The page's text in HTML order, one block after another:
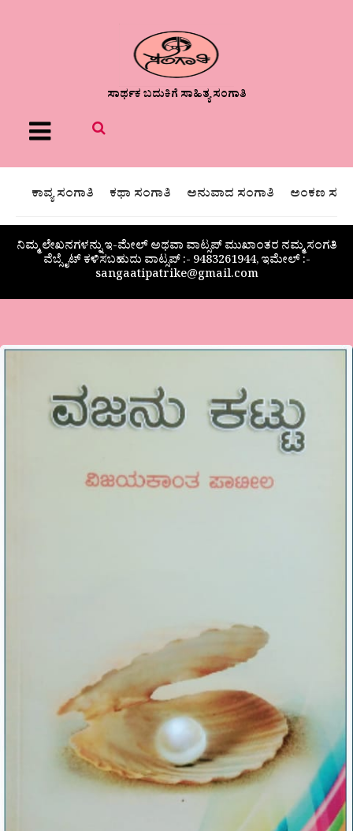
ಸಾರ್ಥಕ ಬದುಕಿಗೆ ಸಾಹಿತ್ಯ ಸಂಗಾತಿ
Menu
ಕಾವ್ಯ ಸಂಗಾತಿ ಕಥಾ ಸಂಗಾತಿ ಅನುವಾದ ಸಂಗಾತಿ ಅಂಕಣ
ನಿಮ್ಮ ಲೇಖನಗಳನ್ನು ಇ-ಮೇಲ್ ಅಥವಾ ವಾಟ್ಸಪ್ ಮುಖಾಂತರ ನಮ್ಮ ಸಂಗತಿ
ವೆಬ್ಸೈಟ್ ಕಳಿಸಬಹುದು ವಾಟ್ಸಪ್‌ :- 9483261944, ಇಮೇಲ್ :-
sangaatipatrike@gmail.com
ವಿಜಯಕಾಂತ
ಪ್ರಬಂಧಗಳು